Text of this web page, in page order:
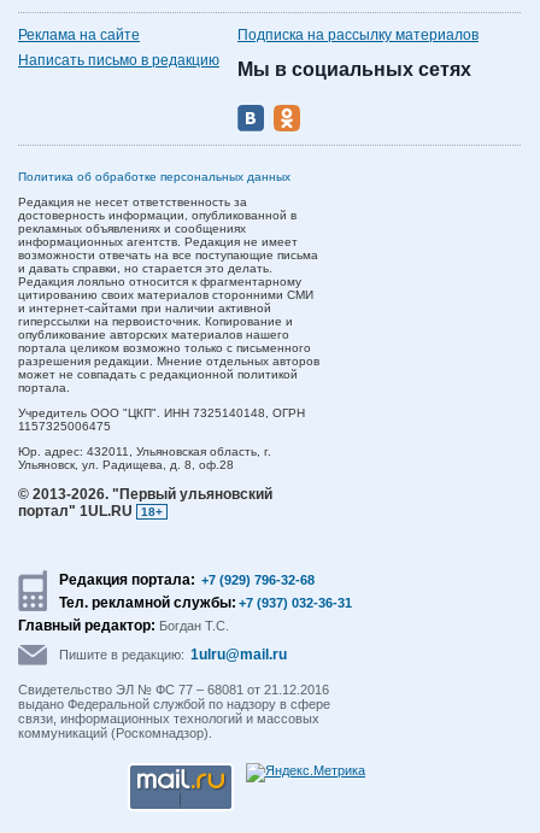
Реклама на сайте
Написать письмо в редакцию
Подписка на рассылку материалов
Мы в социальных сетях
Политика об обработке персональных данных
Редакция не несет ответственность за
достоверность информации, опубликованной в
рекламных объявлениях и сообщениях
информационных агентств. Редакция не имеет
возможности отвечать на все поступающие письма
и давать справки, но старается это делать.
Редакция лояльно относится к фрагментарному
цитированию своих материалов сторонними СМИ
и интернет-сайтами при наличии активной
гиперссылки на первоисточник. Копирование и
опубликование авторских материалов нашего
портала целиком возможно только с письменного
разрешения редакции. Мнение отдельных авторов
может не совпадать с редакционной политикой
портала.
Учредитель ООО "ЦКП". ИНН 7325140148, ОГРН
1157325006475
Юр. адрес: 432011, Ульяновская область, г.
Ульяновск, ул. Радищева, д. 8, оф.28
© 2013-2026. "Первый ульяновский
портал" 1UL.RU
18+
Редакция портала: +7 (929) 796-32-68
Тел. рекламной службы: +7 (937) 032-36-31
Главный редактор: Богдан Т.С.
Пишите в редакцию: 1ulru@mail.ru
Свидетельство ЭЛ № ФС 77 – 68081 от 21.12.2016
выдано Федеральной службой по надзору в сфере
связи, информационных технологий и массовых
коммуникаций (Роскомнадзор).